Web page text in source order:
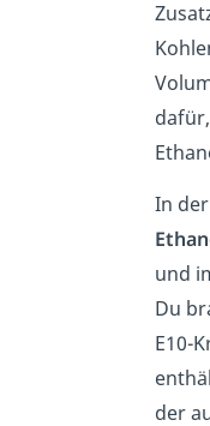
In
und
Du
E10-
der